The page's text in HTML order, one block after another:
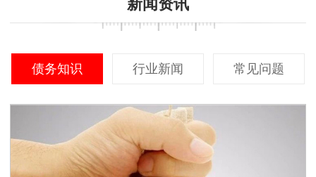
新闻资讯
债务知识 行业新闻 常见问题